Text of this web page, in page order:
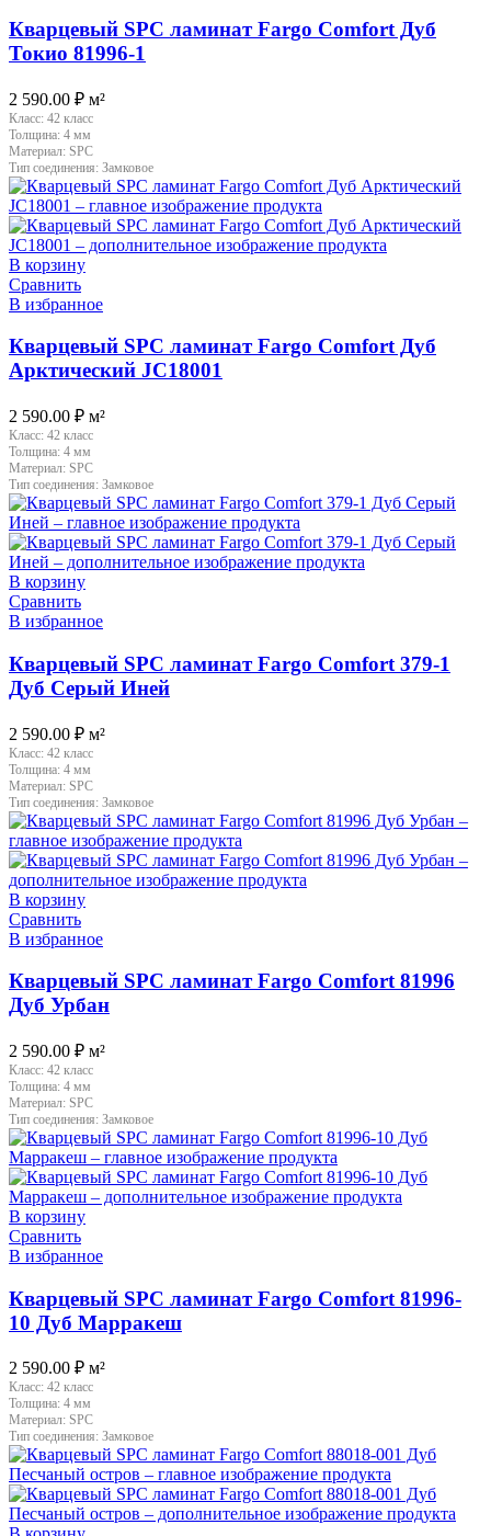
Кварцевый SPC ламинат Fargo Comfort Дуб
Токио 81996-1
2 590.00 ₽ м²
Класс: 42 класс
Толщина: 4 мм
Материал: SPC
Тип соединения: Замковое
В корзину
Сравнить
В избранное
Кварцевый SPC ламинат Fargo Comfort Дуб
Арктический JC18001
2 590.00 ₽ м²
Класс: 42 класс
Толщина: 4 мм
Материал: SPC
Тип соединения: Замковое
В корзину
Сравнить
В избранное
Кварцевый SPC ламинат Fargo Comfort 379-1
Дуб Серый Иней
2 590.00 ₽ м²
Класс: 42 класс
Толщина: 4 мм
Материал: SPC
Тип соединения: Замковое
В корзину
Сравнить
В избранное
Кварцевый SPC ламинат Fargo Comfort 81996
Дуб Урбан
2 590.00 ₽ м²
Класс: 42 класс
Толщина: 4 мм
Материал: SPC
Тип соединения: Замковое
В корзину
Сравнить
В избранное
Кварцевый SPC ламинат Fargo Comfort 81996-
10 Дуб Марракеш
2 590.00 ₽ м²
Класс: 42 класс
Толщина: 4 мм
Материал: SPC
Тип соединения: Замковое